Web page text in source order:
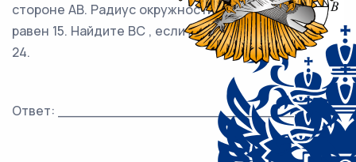
стороне AB. Радиус окружности
равен 15. Найдите BC , если AC =
24.
Ответ: ___________________________.